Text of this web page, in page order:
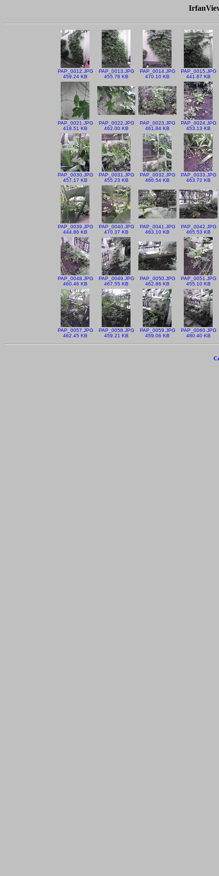
PAP_0012.JPG
459.24 KB
PAP_0013.JPG
455.78 KB
PAP_0014.JPG
470.10 KB
PAP_0015.JPG
441.67 KB
PAP_0021.JPG
418.51 KB
PAP_0022.JPG
462.00 KB
PAP_0023.JPG
461.84 KB
PAP_0024.JPG
453.13 KB
PAP_0030.JPG
457.17 KB
PAP_0031.JPG
455.23 KB
PAP_0032.JPG
466.54 KB
PAP_0033.JPG
463.72 KB
PAP_0039.JPG
444.86 KB
PAP_0040.JPG
470.37 KB
PAP_0041.JPG
463.10 KB
PAP_0042.JPG
465.53 KB
PAP_0048.JPG
460.46 KB
PAP_0049.JPG
467.55 KB
PAP_0050.JPG
462.86 KB
PAP_0051.JPG
455.10 KB
PAP_0057.JPG
462.45 KB
PAP_0058.JPG
459.21 KB
PAP_0059.JPG
459.06 KB
PAP_0060.JPG
480.40 KB